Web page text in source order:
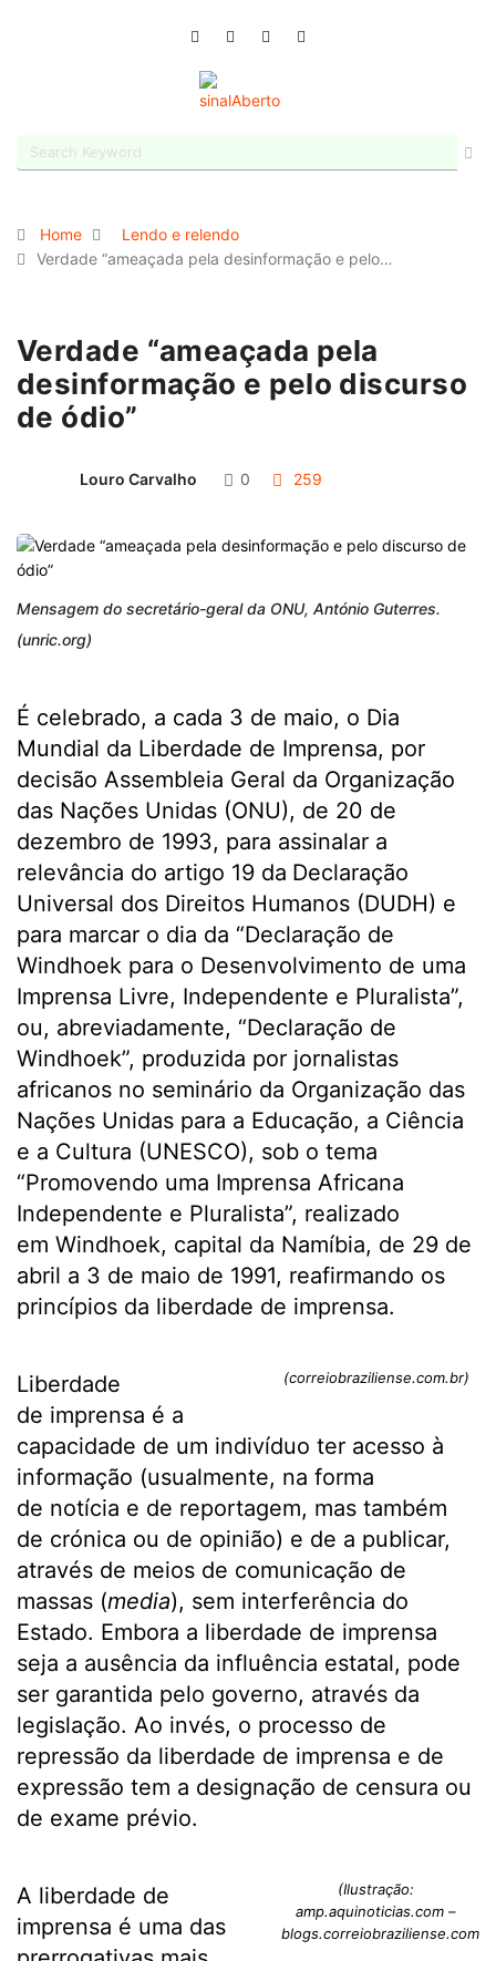
Home
Lendo e relendo
Verdade “ameaçada pela desinformação e pelo…
Verdade “ameaçada pela
desinformação e pelo discurso
de ódio”
Louro Carvalho 0 259
Mensagem do secretário-geral da ONU, António Guterres.
(unric.org)
É celebrado, a cada 3 de maio, o Dia
Mundial da Liberdade de Imprensa, por
decisão Assembleia Geral da Organização
das Nações Unidas (ONU), de 20 de
dezembro de 1993, para assinalar a
relevância do artigo 19 da Declaração
Universal dos Direitos Humanos (DUDH) e
para marcar o dia da “Declaração de
Windhoek para o Desenvolvimento de uma
Imprensa Livre, Independente e Pluralista”,
ou, abreviadamente, “Declaração de
Windhoek”, produzida por jornalistas
africanos no seminário da Organização das
Nações Unidas para a Educação, a Ciência
e a Cultura (UNESCO), sob o tema
“Promovendo uma Imprensa Africana
Independente e Pluralista”, realizado
em Windhoek, capital da Namíbia, de 29 de
abril a 3 de maio de 1991, reafirmando os
princípios da liberdade de imprensa.
(correiobraziliense.com.br)
Liberdade
de imprensa é a
capacidade de um indivíduo ter acesso à
informação (usualmente, na forma
de notícia e de reportagem, mas também
de crónica ou de opinião) e de a publicar,
através de meios de comunicação de
massas (media), sem interferência do
Estado. Embora a liberdade de imprensa
seja a ausência da influência estatal, pode
ser garantida pelo governo, através da
legislação. Ao invés, o processo de
repressão da liberdade de imprensa e de
expressão tem a designação de censura ou
de exame prévio.
(Ilustração:
amp.aquinoticias.com –
A liberdade de
imprensa é uma das